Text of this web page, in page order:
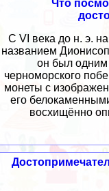
Что
С VI века до н. э.
названием
он был одним
черноморского
монеты с
его
восхищённо